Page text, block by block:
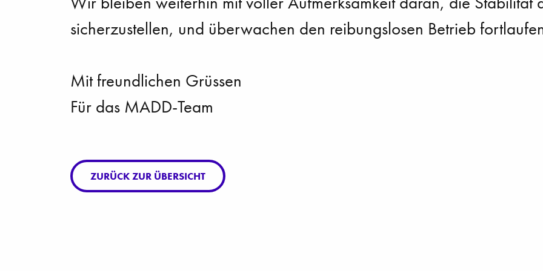
sicherzustellen, und überwachen den reibungslosen Betrieb
Mit freundlichen Grüssen
Für das MADD-Team
ZURÜCK ZUR ÜBERSICHT